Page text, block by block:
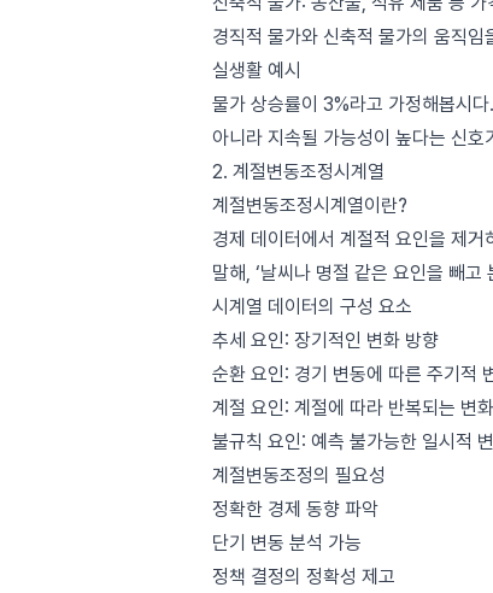
경직적 물가와 신축적 물가의 움직
실생활 예시
물가 상승률이 3%라고 가정해봅시
아니라 지속될 가능성이 높다는 신호
2. 계절변동조정시계열
계절변동조정시계열이란?
경제 데이터에서 계절적 요인을 제
말해, ‘날씨나 명절 같은 요인을 빼
시계열 데이터의 구성 요소
추세 요인: 장기적인 변화 방향
순환 요인: 경기 변동에 따른 주기적
계절 요인: 계절에 따라 반복되는 변화
불규칙 요인: 예측 불가능한 일시적
계절변동조정의 필요성
정확한 경제 동향 파악
단기 변동 분석 가능
정책 결정의 정확성 제고